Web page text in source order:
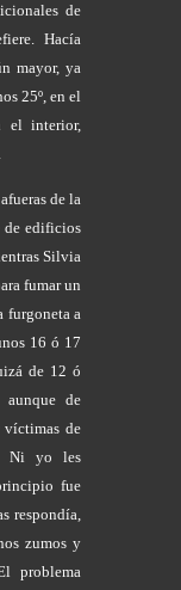
de
Hacía
mayor, ya
25º, en el
el interior,
de la
de edificios
Silvia
fumar un
furgoneta a
16 ó 17
de 12 ó
de
víctimas de
Ni yo les
fue
respondía,
zumos y
problema